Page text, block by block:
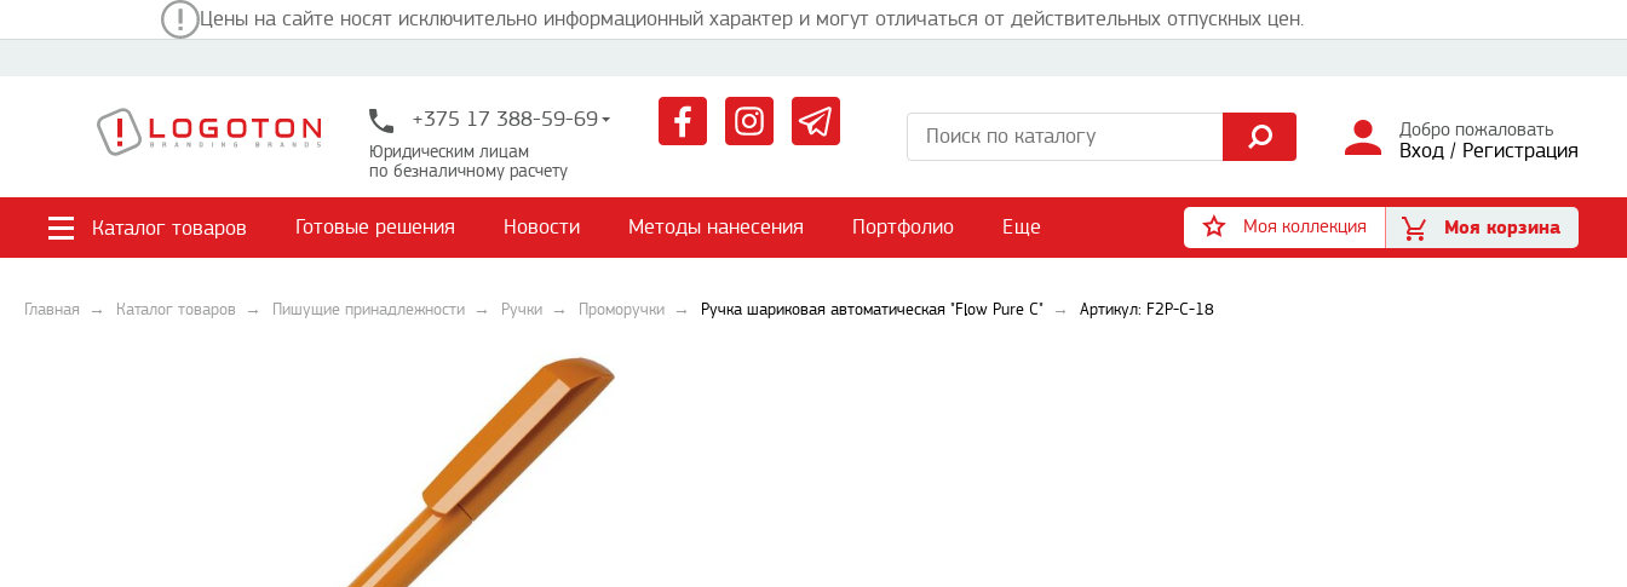
Цены на сайте носят исключительно информационный характер и могут отличаться от действительных отпускных цен.
+375 17 388-59-69
Юридическим лицам
по безналичному расчету
Добро пожаловать
Вход / Регистрация
Каталог товаров Готовые решения Новости Методы нанесения Портфолио Еще Моя коллекция Моя корзина
Главная Каталог товаров Пишущие принадлежности Ручки Проморучки Ручка шариковая автоматическая "Flow Pure C" Артикул: F2P-C-18